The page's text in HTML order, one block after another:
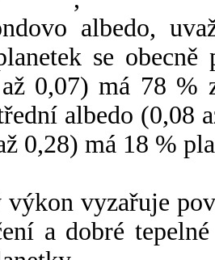
albedo,
se
0,07) má 78 %
albedo (0,08
0,28) má 18 %
výkon vyzařuje
a dobré